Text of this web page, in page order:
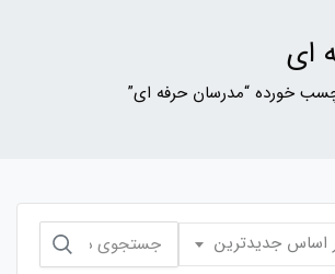
ای
خورده “مدرسان حرفه ای”
اساس جدیدترین
جستجو
برای: